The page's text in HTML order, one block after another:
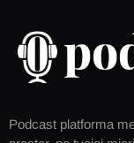
Podcast platforma